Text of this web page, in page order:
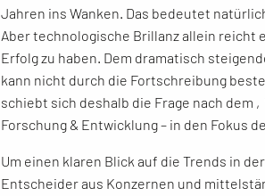
Jahren ins Wanken. Das bedeutet
Aber technologische Brillanz allein reicht
Erfolg zu haben. Dem dramatisch
kann nicht durch die Fortschreibung
schiebt sich deshalb die Frage nach dem
Forschung & Entwicklung – in den Fokus
Um einen klaren Blick auf die Trends in
Entscheider aus Konzernen und